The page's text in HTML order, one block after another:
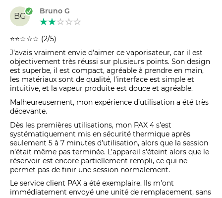
BG
Bruno G
⭐⭐☆☆☆ (2/5)
J’avais vraiment envie d’aimer ce vaporisateur, car il est
objectivement très réussi sur plusieurs points. Son design
est superbe, il est compact, agréable à prendre en main,
les matériaux sont de qualité, l’interface est simple et
intuitive, et la vapeur produite est douce et agréable.
Malheureusement, mon expérience d’utilisation a été très
décevante.
Dès les premières utilisations, mon PAX 4 s’est
systématiquement mis en sécurité thermique après
seulement 5 à 7 minutes d’utilisation, alors que la session
n’était même pas terminée. L’appareil s’éteint alors que le
réservoir est encore partiellement rempli, ce qui ne
permet pas de finir une session normalement.
Le service client PAX a été exemplaire. Ils m’ont
immédiatement envoyé une unité de remplacement, sans